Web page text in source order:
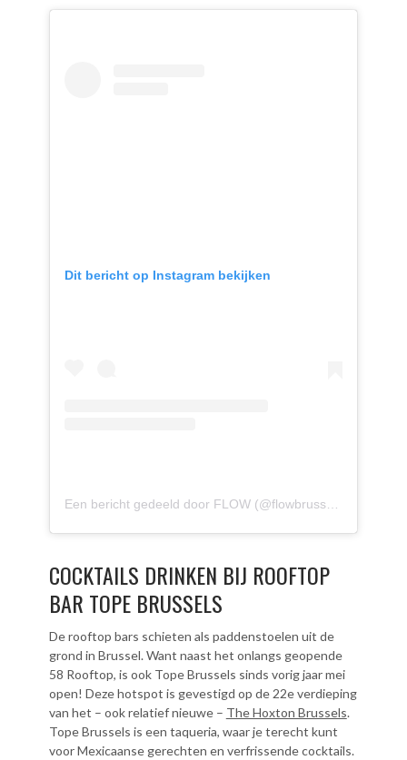
Dit bericht op Instagram bekijken
Een bericht gedeeld door FLOW (@flowbrussels)
COCKTAILS DRINKEN BIJ ROOFTOP
BAR TOPE BRUSSELS
De rooftop bars schieten als paddenstoelen uit de
grond in Brussel. Want naast het onlangs geopende
58 Rooftop, is ook Tope Brussels sinds vorig jaar mei
open! Deze hotspot is gevestigd op de 22e verdieping
van het – ook relatief nieuwe – The Hoxton Brussels.
Tope Brussels is een taqueria, waar je terecht kunt
voor Mexicaanse gerechten en verfrissende cocktails.